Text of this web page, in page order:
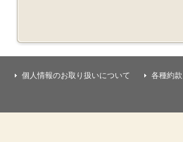
個人情報のお取り扱いについて 各種約款